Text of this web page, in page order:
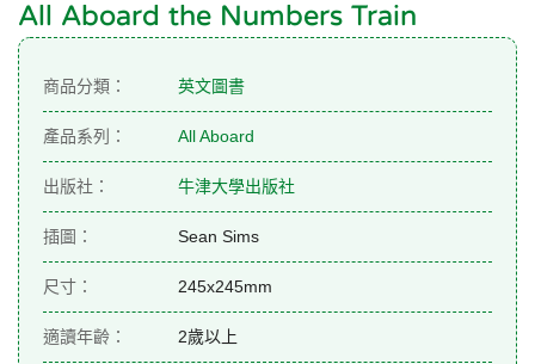
All Aboard the Numbers Train
商品分類： 英文圖書
產品系列： All Aboard
出版社： 牛津大學出版社
插圖： Sean Sims
尺寸： 245x245mm
適讀年齡： 2歲以上